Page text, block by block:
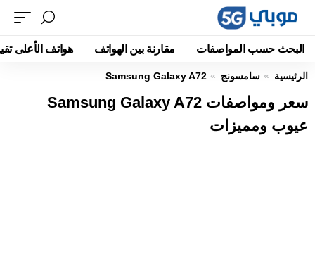
البحث حسب المواصفات مقارنة بين الهواتف هواتف الأعلى
الرئيسية سامسونج Samsung Galaxy A72
سعر ومواصفات Samsung Galaxy A72
عيوب ومميزات